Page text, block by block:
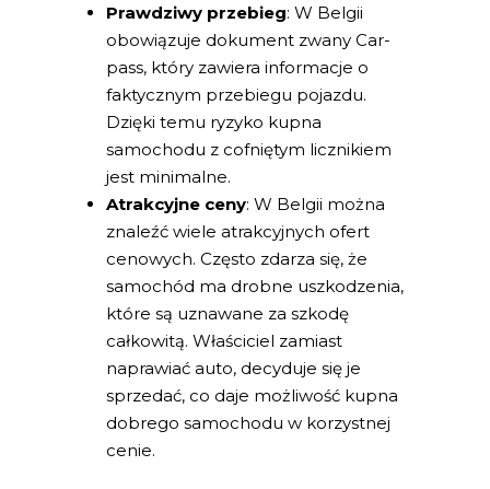
Prawdziwy przebieg: W Belgii
obowiązuje dokument zwany Car-
pass, który zawiera informacje o
faktycznym przebiegu pojazdu.
Dzięki temu ryzyko kupna
samochodu z cofniętym licznikiem
jest minimalne.
Atrakcyjne ceny: W Belgii można
znaleźć wiele atrakcyjnych ofert
cenowych. Często zdarza się, że
samochód ma drobne uszkodzenia,
które są uznawane za szkodę
całkowitą. Właściciel zamiast
naprawiać auto, decyduje się je
sprzedać, co daje możliwość kupna
dobrego samochodu w korzystnej
cenie.